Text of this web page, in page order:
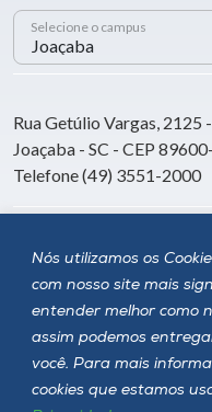
Nós utilizamos os
com nosso site mais
entender melhor como
assim podemos
você. Para mais
cookies que estamos
Selecione o campus
Rua Getúlio Vargas, 2125
Joaçaba - SC - CEP
Telefone (49) 3551-2000
Siga a Unoesc